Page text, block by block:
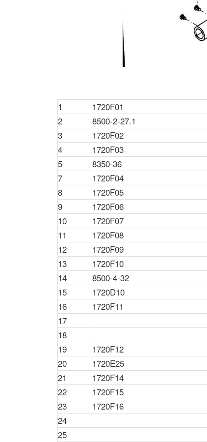
1 1720F01
2
8500-2-27.1
3
1720F02
4
1720F03
5
8350-36
7
1720F04
8
1720F05
9
1720F06
10
1720F07
11
1720F08
12
1720F09
13
1720F10
14
8500-4-32
15
1720D10
16
1720F11
17
18
19
1720F12
20
1720E25
21
1720F14
22
1720F15
23
1720F16
24
25